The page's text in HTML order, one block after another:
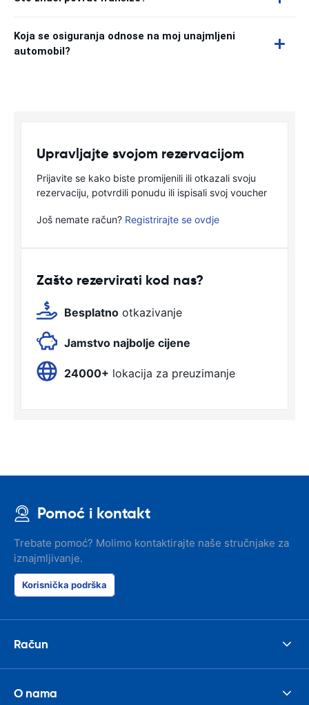
Koja se osiguranja odnose na moj unajmljeni
automobil?
Upravljajte svojom rezervacijom
Prijavite se kako biste promijenili ili otkazali svoju
rezervaciju, potvrdili ponudu ili ispisali svoj voucher
Još nemate račun? Registrirajte se ovdje
Zašto rezervirati kod nas?
Besplatno otkazivanje
Jamstvo najbolje cijene
24000+ lokacija za preuzimanje
Pomoć i kontakt
Trebate pomoć? Molimo kontaktirajte naše stručnjake za
iznajmljivanje.
Korisnička podrška
Račun
O nama